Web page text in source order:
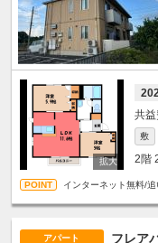
敷
2階
インターネット無料/
アパート フレア